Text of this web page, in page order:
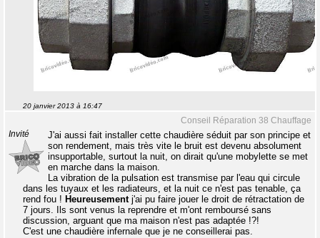
20 janvier 2013 à 16:47
Conseil Réparation 38 Chauffage
Invité
J'ai aussi fait installer cette chaudière séduit par son principe et
son rendement, mais très vite le bruit est devenu absolument
insupportable, surtout la nuit, on dirait qu'une mobylette se met
en marche dans la maison.
La vibration de la pulsation est transmise par l'eau qui circule
dans les tuyaux et les radiateurs, et la nuit ce n'est pas tenable, ça
rend fou ! Heureusementj'ai pu faire jouer le droit de rétractation de
7 jours. Ils sont venus la reprendre et m'ont remboursé sans
discussion, arguant que ma maison n'est pas adaptée !?!
C'est une chaudière infernale que je ne conseillerai pas.